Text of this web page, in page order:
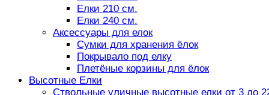
Елки 210 см.
Елки 240 см.
Аксессуары для елок
Сумки для хранения ёлок
Покрывало под елку
Плетёные корзины для ёлок
Высотные Елки
Ствольные уличные высотные елки от 3 до